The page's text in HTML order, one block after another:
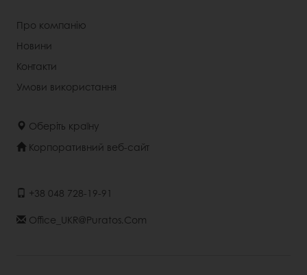
Про компанію
Новини
Контакти
Умови використання
Оберіть країну
Корпоративний веб-сайт
+38 048 728-19-91
Office_UKR@puratos.com